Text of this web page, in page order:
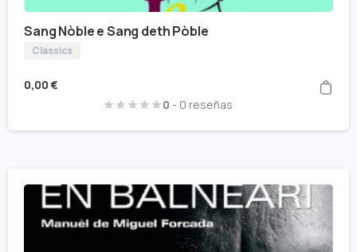
Sang Nòble e Sang deth Pòble
Classics
0,00 €
0 - 0 reseñas